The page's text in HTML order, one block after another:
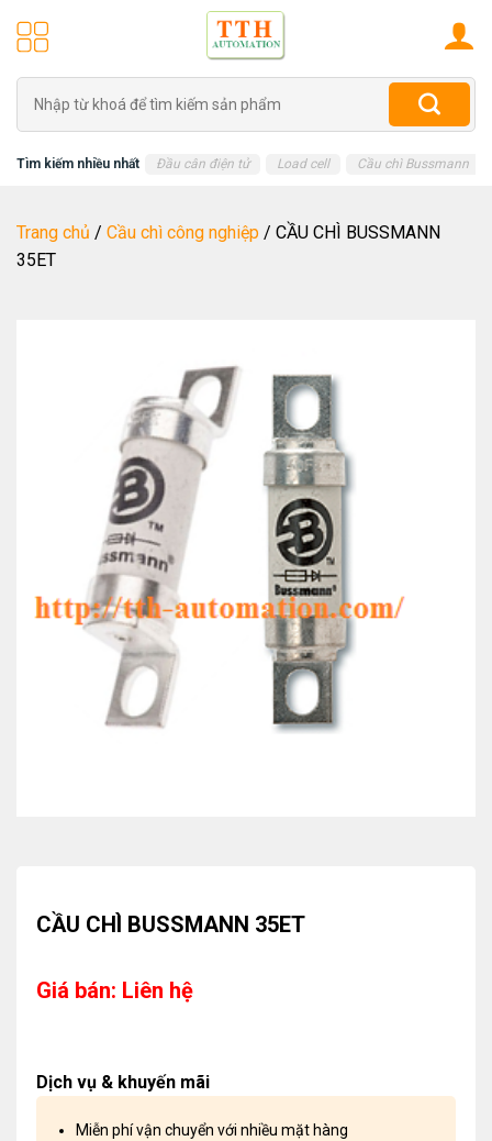
kiếm:
Tìm kiếm nhiều nhất Đầu cân điện tử Load cell Cầu chì Bussmann
Trang chủ / Cầu chì công nghiệp / CẦU CHÌ BUSSMANN
35ET
CẦU CHÌ BUSSMANN 35ET
Giá bán: Liên hệ
Dịch vụ & khuyến mãi
Miễn phí vận chuyển với nhiều mặt hàng